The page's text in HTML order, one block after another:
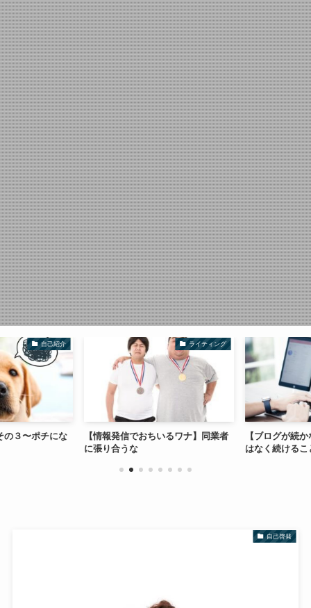
自己紹介
３〜ポチにな
ライティング
【情報発信でおちいるワナ】同業者
に張り合うな
【ブログが続か
はなく続けるこ
自己啓発